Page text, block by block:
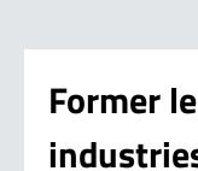
Former